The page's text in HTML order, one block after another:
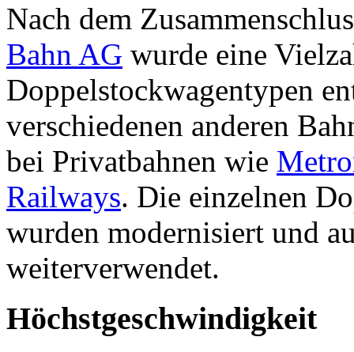
Nach dem
Bahn AG wurde eine
Doppelstockwagentypen
verschiedenen anderen
bei Privatbahnen wie
Railways. Die einzelnen
wurden modernisiert und
weiterverwendet.
Höchstgeschwindigkeit